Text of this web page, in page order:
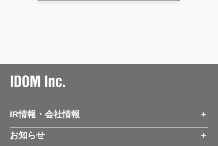
IR情報・会社情報
IR情報トップ
お知らせ